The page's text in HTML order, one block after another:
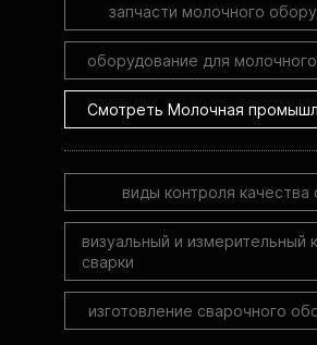
запчасти молочного
оборудование для
Смотреть Молочная
виды контроля качества
визуальный и измерительный
сварки
изготовление сварочного